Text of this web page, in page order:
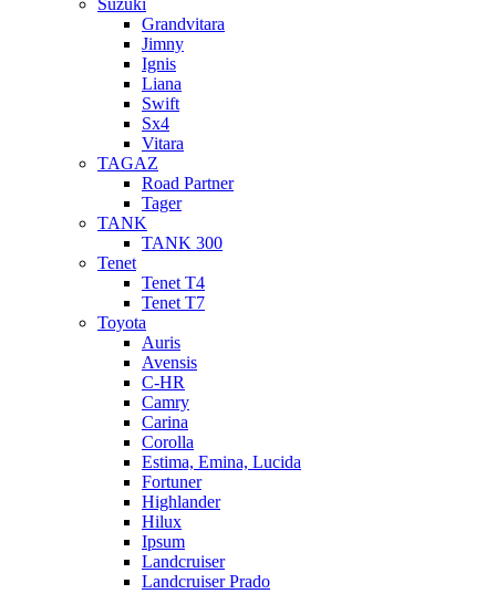
Suzuki
Grandvitara
Jimny
Ignis
Liana
Swift
Sx4
Vitara
TAGAZ
Road Partner
Tager
TANK
TANK 300
Tenet
Tenet T4
Tenet T7
Toyota
Auris
Avensis
C-HR
Camry
Carina
Corolla
Estima, Emina, Lucida
Fortuner
Highlander
Hilux
Ipsum
Landcruiser
Landcruiser Prado